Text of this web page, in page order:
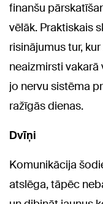
finanšu
vēlāk. Praktiskais
risinājumus tur,
neaizmirsti
jo nervu sistēma
ražīgās dienas.
Dvīņi
Komunikācija
atslēga, tāpēc